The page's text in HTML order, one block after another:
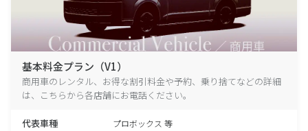
基本料金プラン（V1）
商用車のレンタル、お得な割引料金や予約、乗り捨てなどの詳細
は、こちらから各店舗にお電話ください。
代表車種 プロボックス 等